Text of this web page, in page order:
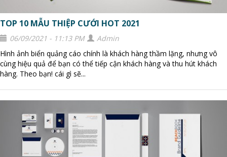
TOP 10 MẪU THIỆP CƯỚI HOT 2021
06/09/2021 - 11:13 PM
Admin
Hình ảnh biển quảng cáo chính là khách hàng thầm lặng, nhưng vô
cùng hiệu quả để bạn có thể tiếp cận khách hàng và thu hút khách
hàng. Theo bạn! cái gì sẽ...